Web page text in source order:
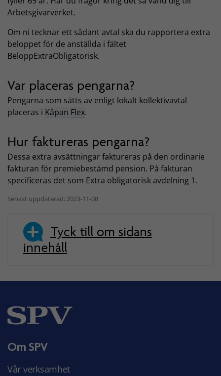
Arbetsgivarverket.
Om ni tecknar ett sådant avtal ska du rapportera extra
beloppet för de anställda i fältet
BeloppExtraObligatorisk.
Var placeras pengarna?
Pengarna som sätts av enligt lokalt kollektivavtal
placeras i Kåpan Flex.
Hur faktureras pengarna?
Dessa extra avsättningar faktureras på den ordinarie
fakturan för premiebestämd pension. På fakturan
specificeras det som Extra obligatorisk avdelning 1.
Senast uppdaterad: 2023-11-08
Tyck till om sidans
innehåll
Om SPV
Vår verksamhet